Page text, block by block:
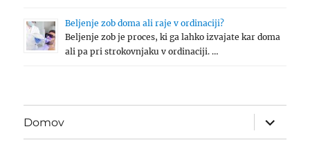
Beljenje zob doma ali raje v ordinaciji?
Beljenje zob je proces, ki ga lahko izvajate kar doma
ali pa pri strokovnjaku v ordinaciji. …
Domov
expand
child
menu